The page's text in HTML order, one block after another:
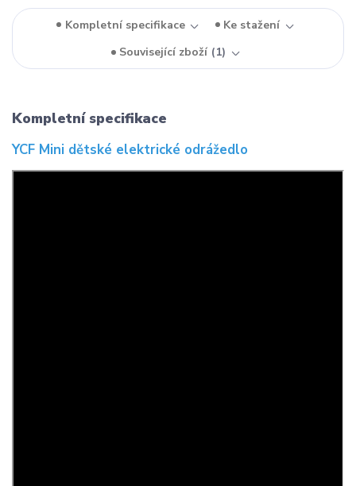
Kompletní specifikace
Ke stažení
Související zboží
1
Kompletní specifikace
YCF Mini dětské elektrické odrážedlo